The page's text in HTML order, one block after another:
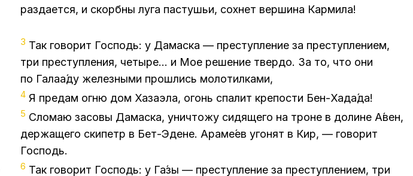
раз­да­ет­ся, и скорб­ны луга пас­ту­шьи, сох­нет вер­ши­на Кар­ми­ла!
3 Так го­во­рит Гос­подь: у Да­мас­ка — пре­ступ­ле­ние за пре­ступ­ле­ни­ем,
три пре­ступ­ле­ния, че­ты­ре… и Мое ре­ше­ние твер­до. За то, что они
по Га­ла­а́­ду же­лез­ны­ми про­шлись мо­ло­тил­ка­ми,
4 Я пре­дам огню дом Ха­за­э­ла, огонь спа­лит кре­по­сти Бен-Хада́­да!
5 Сло­маю за­со­вы Да­мас­ка, уни­что­жу си­дя­ще­го на троне в до­лине А́вен,
дер­жа­ще­го ски­петр в Бет-Эдене. Ара­ме́ев уго­нят в Кир, — го­во­рит
Гос­подь.
6 Так го­во­рит Гос­подь: у Га́­зы — пре­ступ­ле­ние за пре­ступ­ле­ни­ем, три